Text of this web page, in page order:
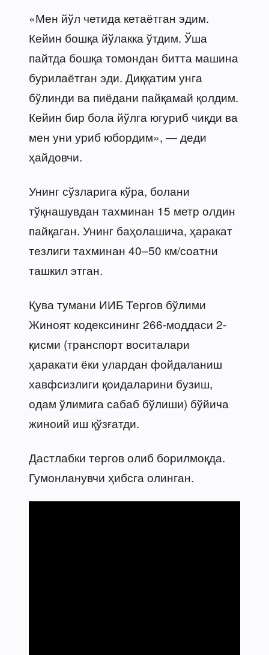
«Мен йўл четида кетаётган эдим.
Кейин бошқа йўлакка ўтдим. Ўша
пайтда бошқа томондан битта машина
бурилаётган эди. Диққатим унга
бўлинди ва пиёдани пайқамай қолдим.
Кейин бир бола йўлга югуриб чиқди ва
мен уни уриб юбордим», — деди
ҳайдовчи.
Унинг сўзларига кўра, болани
тўқнашувдан тахминан 15 метр олдин
пайқаган. Унинг баҳолашича, ҳаракат
тезлиги тахминан 40–50 км/соатни
ташкил этган.
Қува тумани ИИБ Тергов бўлими
Жиноят кодексининг 266-моддаси 2-
қисми (транспорт воситалари
ҳаракати ёки улардан фойдаланиш
хавфсизлиги қоидаларини бузиш,
одам ўлимига сабаб бўлиши) бўйича
жиноий иш қўзғатди.
Дастлабки тергов олиб борилмоқда.
Гумонланувчи ҳибсга олинган.